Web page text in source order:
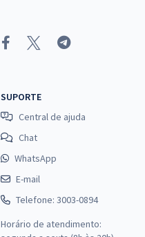
SUPORTE
Central de ajuda
Chat
WhatsApp
E-mail
Telefone: 3003-0894
Horário de atendimento: